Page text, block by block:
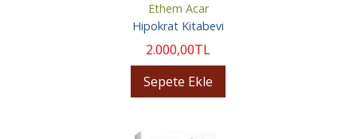
Ethem Acar
Hipokrat Kitabevi
2.000,00TL
Sepete Ekle